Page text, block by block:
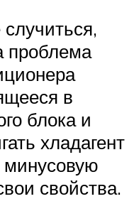
проблема
в
блока и
хладагент
минусовую
свойства.